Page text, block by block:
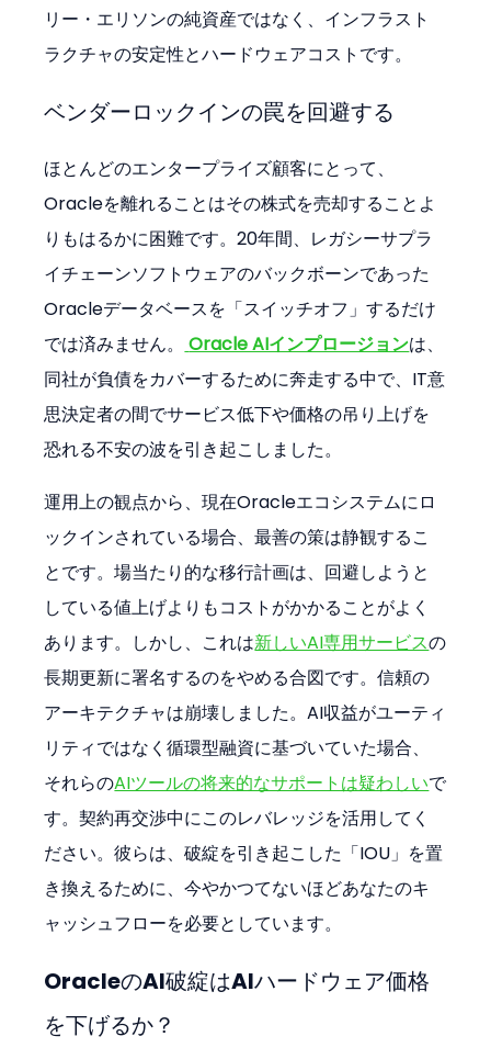
リー・エリソンの純資産ではなく、インフラスト
ラクチャの安定性とハードウェアコストです。
ベンダーロックインの罠を回避する
ほとんどのエンタープライズ顧客にとって、
Oracleを離れることはその株式を売却することよ
りもはるかに困難です。20年間、レガシーサプラ
イチェーンソフトウェアのバックボーンであった
Oracleデータベースを「スイッチオフ」するだけ
では済みません。
Oracle AIインプロージョンは、
同社が負債をカバーするために奔走する中で、IT意
思決定者の間でサービス低下や価格の吊り上げを
恐れる不安の波を引き起こしました。
運用上の観点から、現在Oracleエコシステムにロ
ックインされている場合、最善の策は静観するこ
とです。場当たり的な移行計画は、回避しようと
している値上げよりもコストがかかることがよく
あります。しかし、これは新しいAI専用サービスの
長期更新に署名するのをやめる合図です。信頼の
アーキテクチャは崩壊しました。AI収益がユーティ
リティではなく循環型融資に基づいていた場合、
それらのAIツールの将来的なサポートは疑わしいで
す。契約再交渉中にこのレバレッジを活用してく
ださい。彼らは、破綻を引き起こした「IOU」を置
き換えるために、今やかつてないほどあなたのキ
ャッシュフローを必要としています。
OracleのAI破綻はAIハードウェア価格
を下げるか？